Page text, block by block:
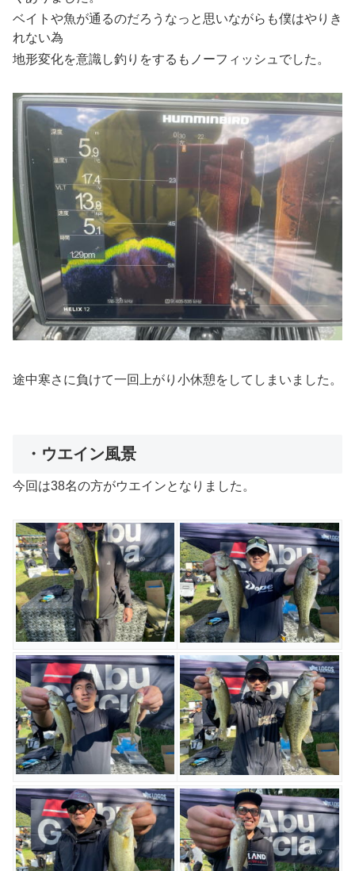
ベイトや魚が通るのだろうなっと思いながらも僕はやりき
れない為
地形変化を意識し釣りをするもノーフィッシュでした。
途中寒さに負けて一回上がり小休憩をしてしまいました。
・ウエイン風景
今回は38名の方がウエインとなりました。